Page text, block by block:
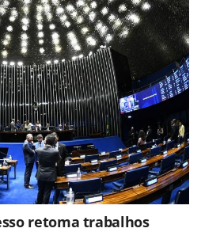
retoma trabalhos